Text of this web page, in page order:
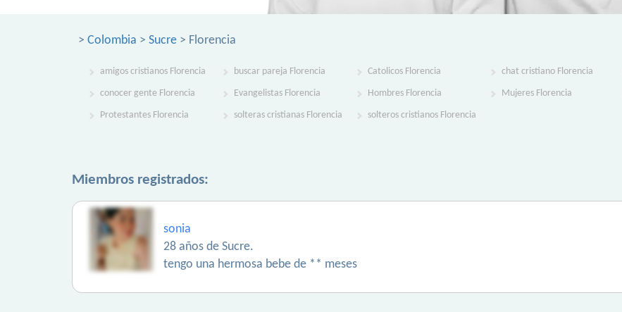
> Colombia > Sucre > Florencia
amigos cristianos Florencia buscar pareja Florencia Catolicos Florencia chat cristiano Florencia
conocer gente Florencia Evangelistas Florencia Hombres Florencia Mujeres Florencia
Protestantes Florencia solteras cristianas Florencia solteros cristianos Florencia
Miembros registrados:
sonia
28 años de Sucre.
tengo una hermosa bebe de ** meses